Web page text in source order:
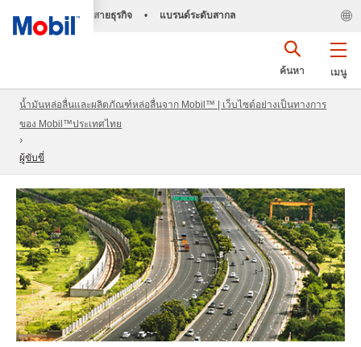
สายธุรกิจ • แบรนด์ระดับสากล
เมนู
ค้นหา
น้ำมันหล่อลื่นและผลิตภัณฑ์หล่อลื่นจาก Mobil™ | เว็บไซต์อย่างเป็นทางการ
ของ Mobil™ประเทศไทย
ผู้ขับขี่